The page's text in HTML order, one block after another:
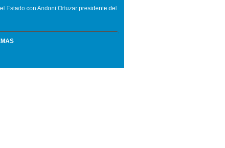
Estado con Andoni Ortuzar presidente del